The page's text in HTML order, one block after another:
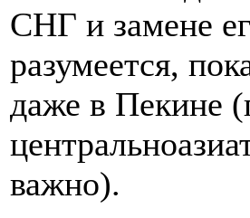
СНГ и замене
разумеется,
даже в Пекине
важно).